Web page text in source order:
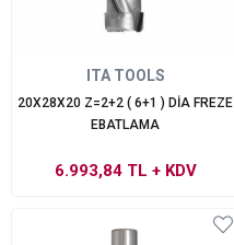
ITA TOOLS
20X28X20 Z=2+2 ( 6+1 ) DİA FREZE
EBATLAMA
6.993,84 TL + KDV